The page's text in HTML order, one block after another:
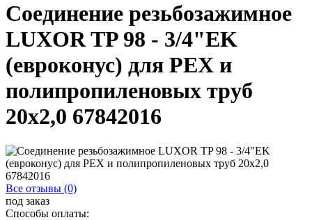
Соединение резьбозажимное
LUXOR TP 98 - 3/4"EK
(евроконус) для PEX и
полипропиленовых труб
20x2,0 67842016
Все отзывы (0)
под заказ
Способы оплаты: